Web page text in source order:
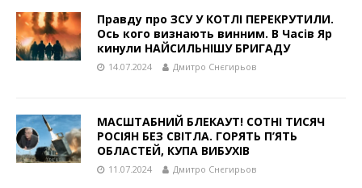
Правду про ЗСУ У КОТЛІ ПЕРЕКРУТИЛИ.
Ось кого визнають винним. В Часів Яр
кинули НАЙСИЛЬНІШУ БРИГАДУ
14.07.2024 Дмитро Снєгирьов
МАСШТАБНИЙ БЛЕКАУТ! СОТНІ ТИСЯЧ
РОСІЯН БЕЗ СВІТЛА. ГОРЯТЬ П’ЯТЬ
ОБЛАСТЕЙ, КУПА ВИБУХІВ
11.07.2024 Дмитро Снєгирьов